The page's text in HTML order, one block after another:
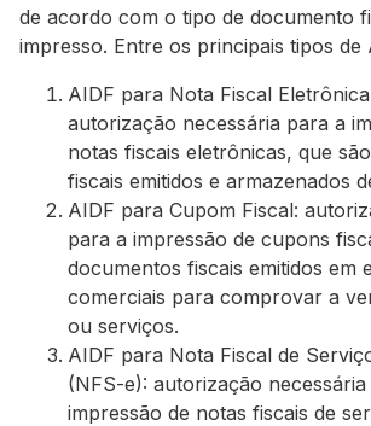
de acordo com o tipo de documento
impresso. Entre os principais tipos de
AIDF para Nota Fiscal
autorização necessária para a
notas fiscais eletrônicas, que
fiscais emitidos e armazenados
AIDF para Cupom Fiscal:
para a impressão de cupons
documentos fiscais emitidos em
comerciais para comprovar a
ou serviços.
AIDF para Nota Fiscal de
(NFS-e): autorização
impressão de notas fiscais de